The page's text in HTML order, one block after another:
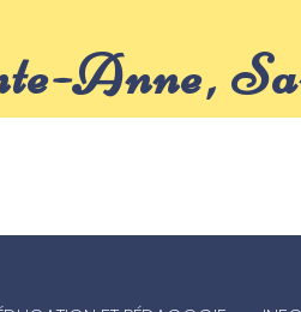
Anne,